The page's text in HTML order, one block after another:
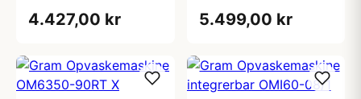
4.427,00 kr
Hvid
5.499,00 kr